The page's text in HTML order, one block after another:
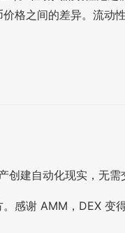
格之间的差异。流
建自动化现实，无需
感谢 AMM，DEX